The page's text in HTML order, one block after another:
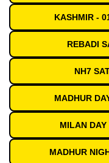
KASHMIR -
REBADI
NH7
MADHUR
MILAN
MADHUR